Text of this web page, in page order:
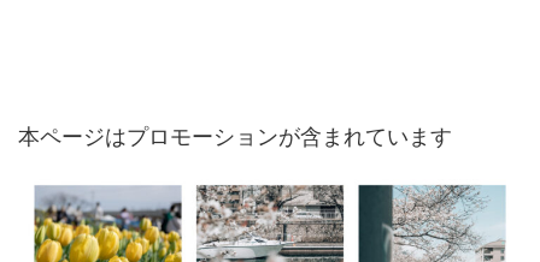
本ページはプロモーションが含まれています